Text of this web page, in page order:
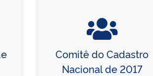
Comitê do Cadastro
Nacional de 2017